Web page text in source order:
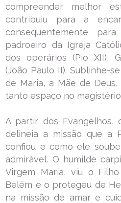
compreender melhor
contribuiu para a
consequentemente
padroeiro da Igreja
dos operários (Pio XII),
(João Paulo II). Sublinhe-
de Maria, a Mãe de
tanto espaço no
A partir dos Evangelhos,
delineia a missão que a
confiou e como ele
admirável. O humilde
Virgem Maria, viu o
Belém e o protegeu de
na missão de amar e